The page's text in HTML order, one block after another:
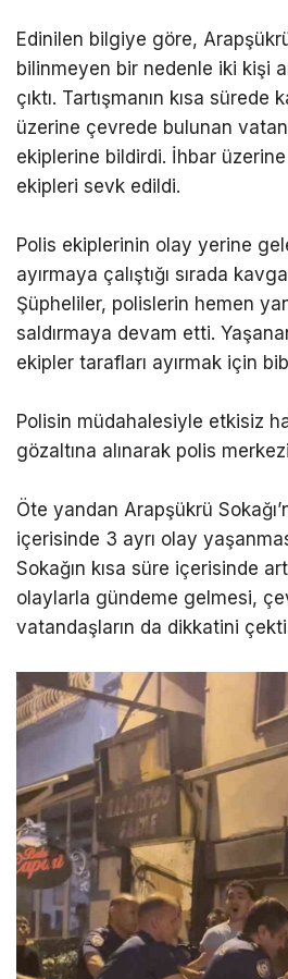
Edinilen bilgiye göre,
bilinmeyen bir nedenle iki kişi
çıktı. Tartışmanın kısa
üzerine çevrede bulunan
ekiplerine bildirdi. İhbar
ekipleri sevk edildi.
Polis ekiplerinin olay yerine
ayırmaya çalıştığı sırada
Şüpheliler, polislerin hemen
saldırmaya devam etti.
ekipler tarafları ayırmak için
Polisin müdahalesiyle etkisiz
gözaltına alınarak polis
Öte yandan Arapşükrü
içerisinde 3 ayrı olay
Sokağın kısa süre içerisinde
olaylarla gündeme gelmesi,
vatandaşların da dikkatini